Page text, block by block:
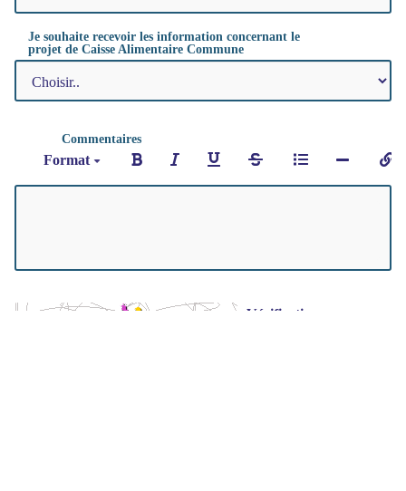
Je souhaite recevoir les information concernant le
projet de Caisse Alimentaire Commune
Commentaires
Format
Vérification pour